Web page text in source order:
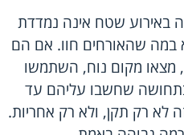
באירוע שטח אינה נמדדת
שהאורחים חוו. אם הם
מצאו מקום נוח, השתמשו
בתחושה שחשבו עליהם עד
לא רק תקן, ולא רק אחריות.